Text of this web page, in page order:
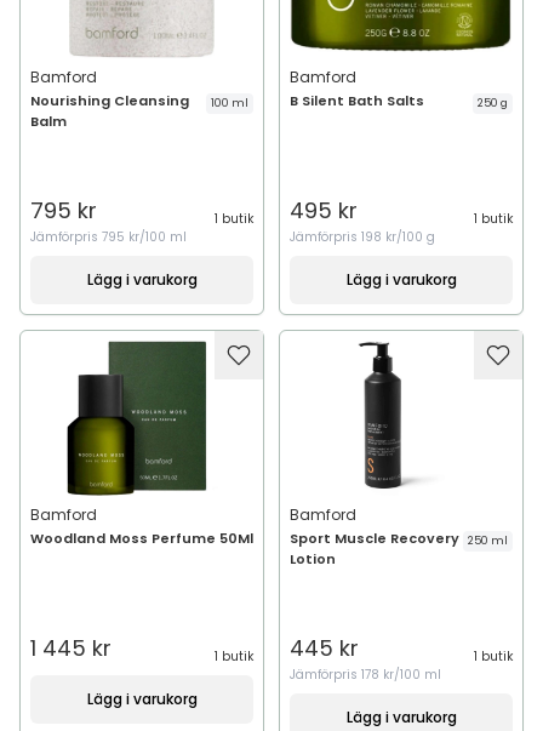
Bamford
Nourishing Cleansing
Balm
100 ml
795 kr
1 butik
Jämförpris 795 kr/100 ml
Lägg i varukorg
Bamford
B Silent Bath Salts 250 g
495 kr
1 butik
Jämförpris 198 kr/100 g
Lägg i varukorg
Bamford
Woodland Moss Perfume 50Ml
1 445 kr 1 butik
Lägg i varukorg
Bamford
Sport Muscle Recovery
Lotion
250 ml
445 kr
1 butik
Jämförpris 178 kr/100 ml
Lägg i varukorg